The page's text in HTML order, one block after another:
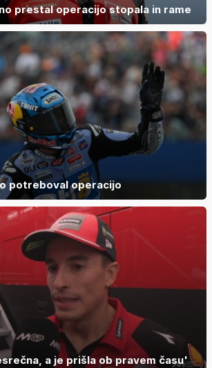
prestal operacijo stopala in rame
potreboval operacijo
a je prišla ob pravem času'